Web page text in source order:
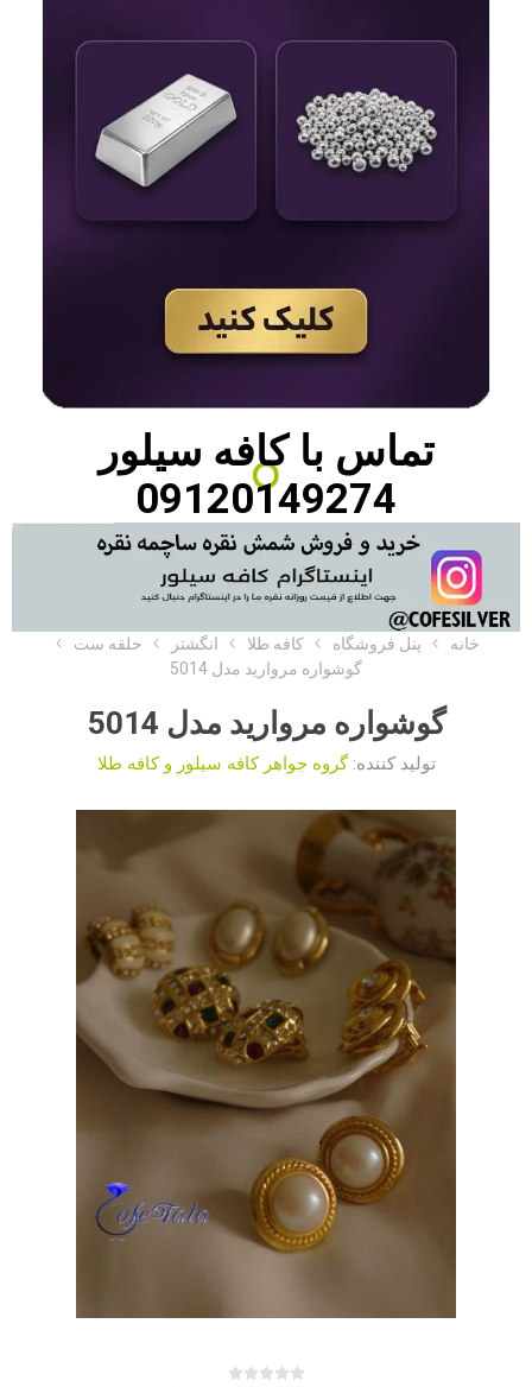
تماس باکافه سیلور
09120149274
خانه پنل فروشگاه کافه طلا انگشتر
حلقه ست
گوشواره مروارید مدل 5014
گوشواره مروارید مدل 5014
تولید کننده: گروه جواهر کافه سیلور و کافه طلا